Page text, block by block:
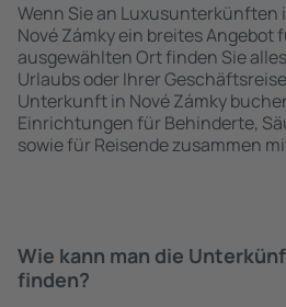
Wenn Sie an
Nové Zámky ein breites Angebot
ausgewählten Ort finden Sie
Urlaubs oder Ihrer
Unterkunft in Nové Zámky
Einrichtungen für Behinderte,
sowie für Reisende zusammen
Wie kann man die
finden?